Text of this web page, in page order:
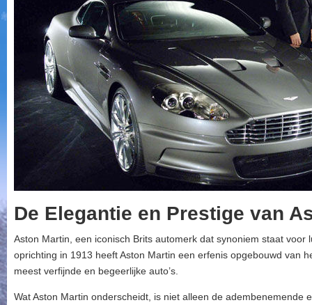
De Elegantie en Prestige van
Aston Martin, een iconisch Brits automerk dat synoniem staat voor
oprichting in 1913 heeft Aston Martin een erfenis opgebouwd van
meest verfijnde en begeerlijke auto’s.
Wat Aston Martin onderscheidt, is niet alleen de adembenemende